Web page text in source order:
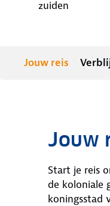
zuiden
Jouw reis
Jouw
Start je reis
de koloniale
koningsstad